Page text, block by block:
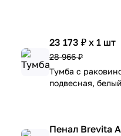
23 173 ₽ x 1 шт
28 966 ₽
Тумба с
подвесная, белый
Пенал Brevita